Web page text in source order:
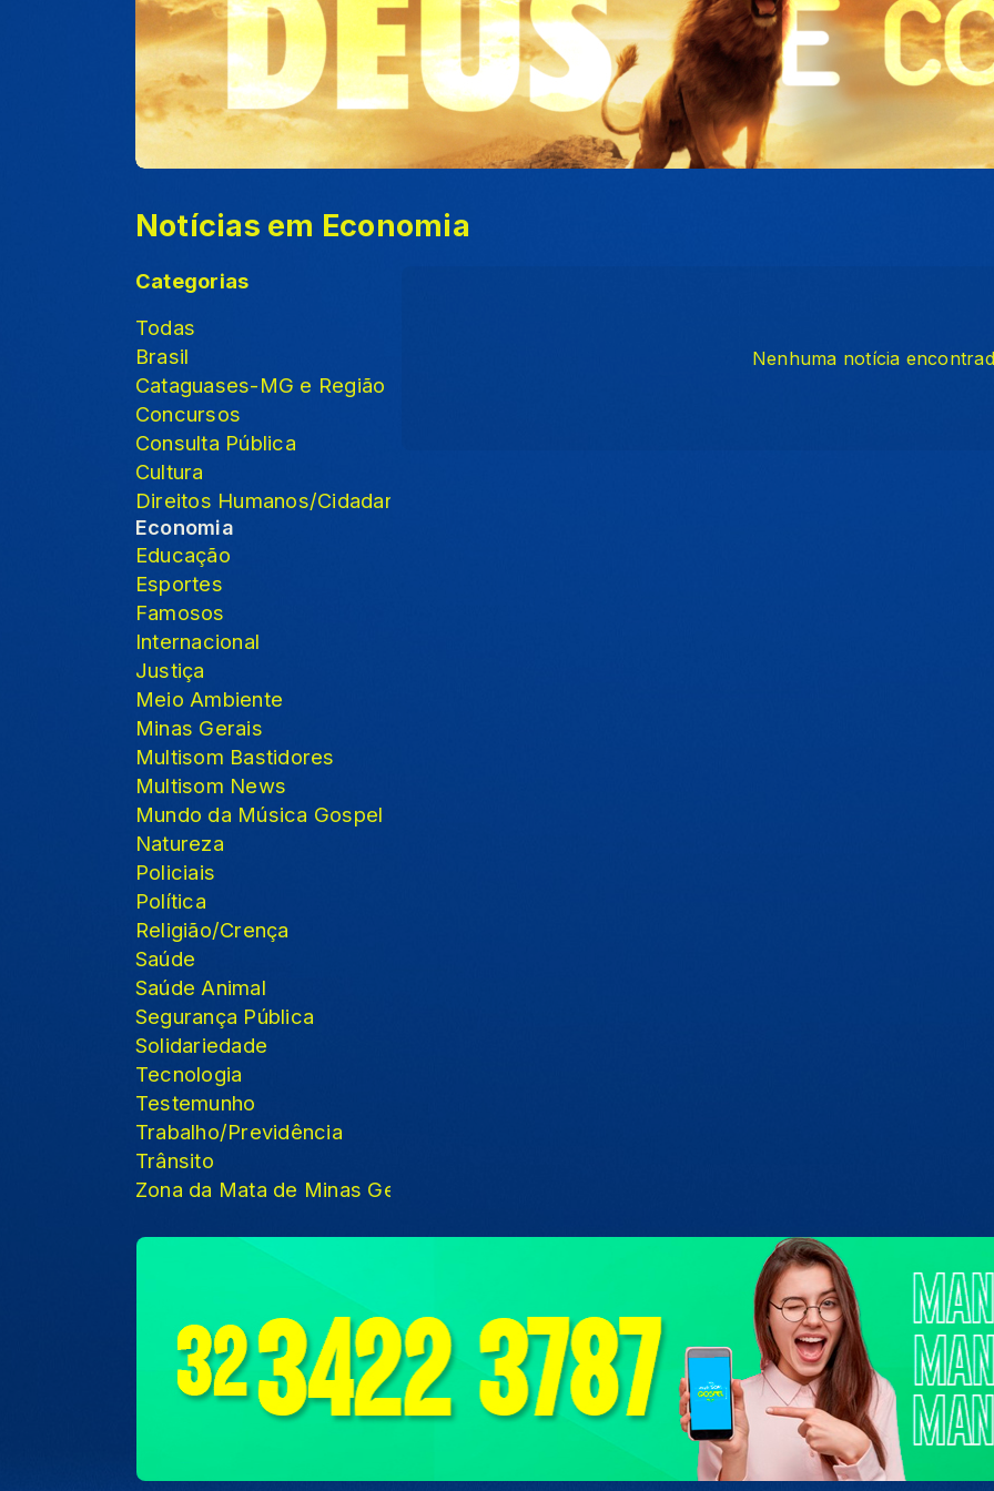
Notícias em Economia
Categorias
Todas
Brasil
Cataguases-MG e Região
Concursos
Consulta Pública
Cultura
Direitos Humanos/Cidadania
Economia
Educação
Esportes
Famosos
Internacional
Justiça
Meio Ambiente
Minas Gerais
Multisom Bastidores
Multisom News
Mundo da Música Gospel
Natureza
Policiais
Política
Religião/Crença
Saúde
Saúde Animal
Segurança Pública
Solidariedade
Tecnologia
Testemunho
Trabalho/Previdência
Trânsito
Zona da Mata de Minas Gerais
Nenhuma notícia